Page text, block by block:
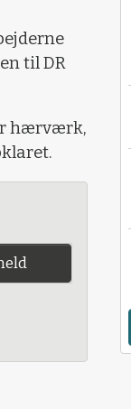
til DR
hærværk,